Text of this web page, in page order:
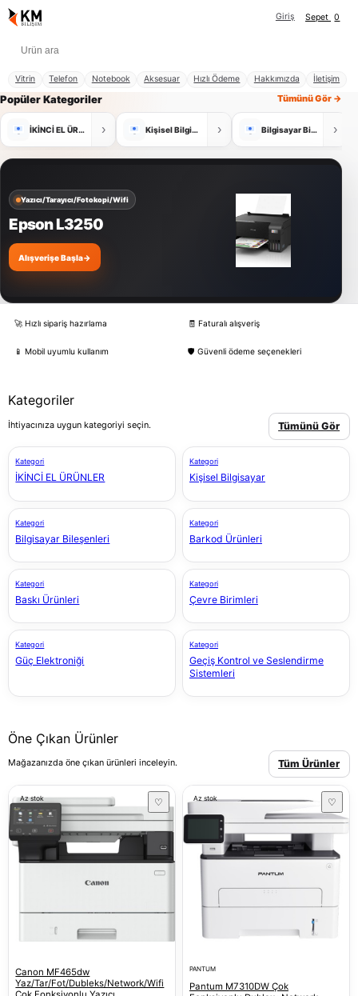
Giriş Sepet 0
Vitrin Telefon Notebook Aksesuar Hızlı Ödeme Hakkımızda İletişim
Popüler Kategoriler Tümünü Gör →
İKİNCİ EL ÜRÜNLER › Kişisel Bilgisayar › Bilgisayar Bileşenleri ›
Yazıcı/Tarayıcı/Fotokopi/Wifi
Epson L3250
Alışverişe Başla→
🚀 Hızlı sipariş hazırlama 🧾 Faturalı alışveriş
📱 Mobil uyumlu kullanım 🛡️ Güvenli ödeme seçenekleri
Kategoriler
İhtiyacınıza uygun kategoriyi seçin. Tümünü Gör
Kategori
İKİNCİ EL ÜRÜNLER
Kategori
Kişisel Bilgisayar
Kategori
Bilgisayar Bileşenleri
Kategori
Barkod Ürünleri
Kategori
Baskı Ürünleri
Kategori
Çevre Birimleri
Kategori
Güç Elektroniği
Kategori
Geçiş Kontrol ve Seslendirme
Sistemleri
Öne Çıkan Ürünler
Mağazanızda öne çıkan ürünleri inceleyin. Tüm Ürünler
Az stok ♡
Canon MF465dw
Yaz/Tar/Fot/Dubleks/Network/Wifi
Az stok ♡
PANTUM
Pantum M7310DW Çok